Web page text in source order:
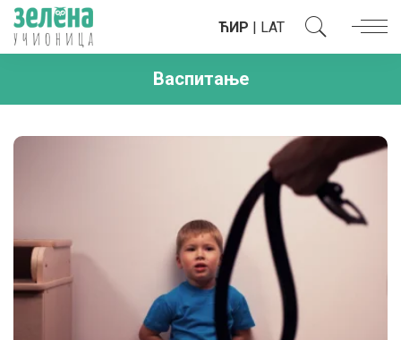
ЋИР | LAT
Васпитање